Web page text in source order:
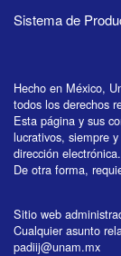
Sistema de
Hecho en México,
todos los derechos
Esta página y sus
lucrativos, siempre
dirección electrónica.
De otra forma,
Sitio web
Cualquier asunto
padiij@unam.mx